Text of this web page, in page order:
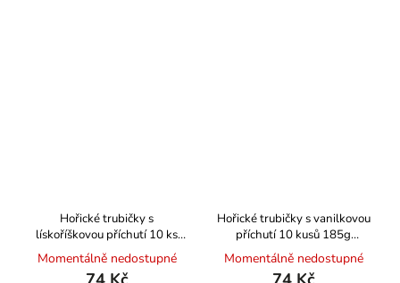
Hořické trubičky s
lískoříškovou příchutí 10 ks
185g HOŘICKÉ TRUBIČKY
Momentálně nedostupné
Hořické trubičky s vanilkovou
příchutí 10 kusů 185g
HOŘICKÉ TRUBIČKY
Momentálně nedostupné